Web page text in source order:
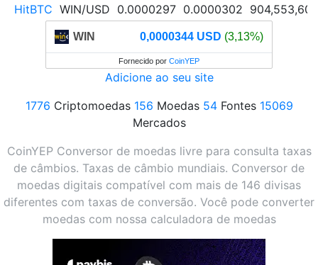
HitBTC WIN/USD 0.0000297 0.0000302
WIN 0,0000344 USD (3,13%)
Fornecido por CoinYEP
Adicione ao seu site
1776 Criptomoedas 156 Moedas 54Fontes 15069
Mercados
CoinYEP Conversor de moedas livre para consulta taxas
de câmbios. Taxas de câmbio mundiais. Conversor de
moedas digitais compatível com mais de 146 divisas
diferentes com taxas de conversão. Você pode converter
moedas com nossa calculadora de moedas